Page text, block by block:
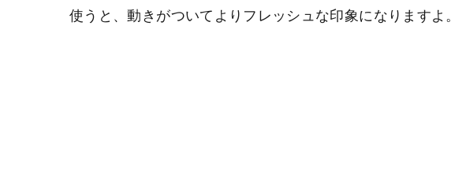
使うと、動きがついてよりフレッシュな印象になりますよ。